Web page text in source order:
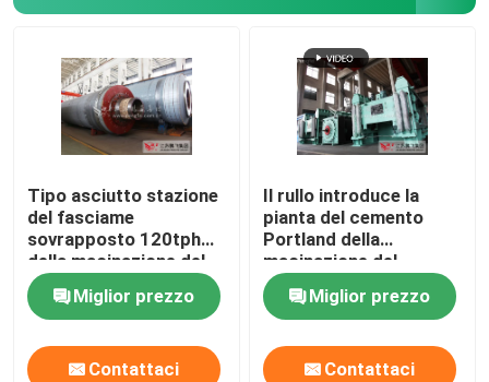
Tipo asciutto stazione
del fasciame
sovrapposto 120tph
della macinazione del
cemento
Miglior prezzo
Contattaci
Il rullo introduce la
pianta del cemento
Portland della
macinazione del
fasciame sovrapposto
Miglior prezzo
Contattaci